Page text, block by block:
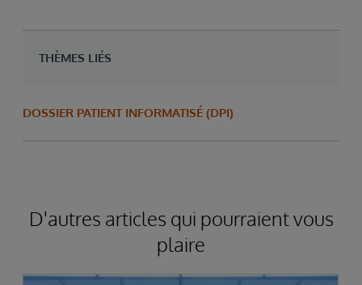
THÈMES LIÉS
DOSSIER PATIENT INFORMATISÉ (DPI)
D'autres articles qui pourraient vous
plaire